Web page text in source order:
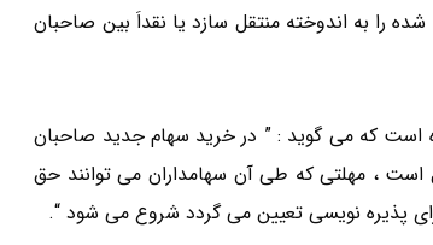
را به اندوخته منتقل سازد یا نقداَ بین صاحبان
شده است که می گوید : ” در خرید سهام جدید صاحبان
، مهلتی که طی آن سهامداران می توانند حق